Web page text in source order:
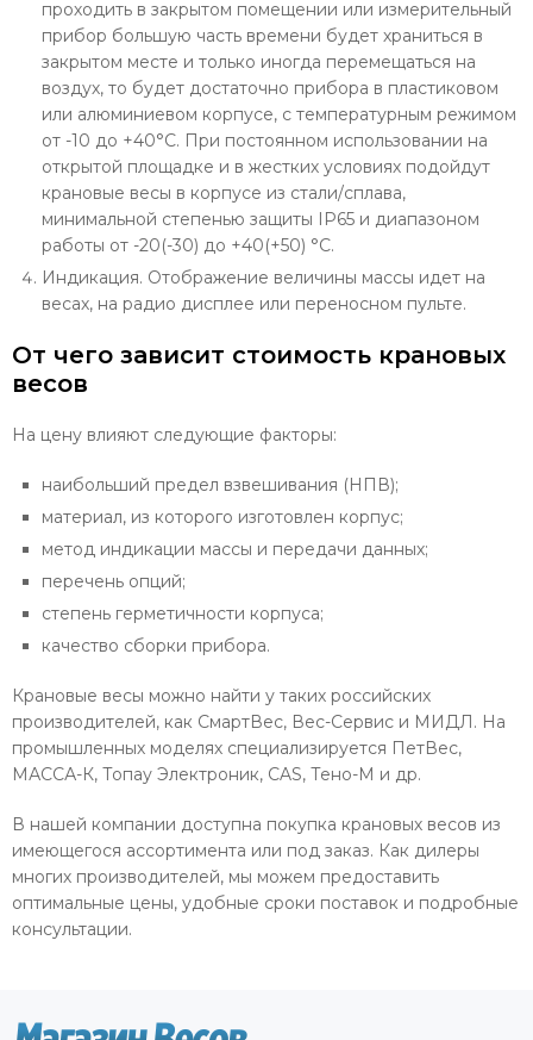
проходить в закрытом помещении или измерительный
прибор большую часть времени будет храниться в
закрытом месте и только иногда перемещаться на
воздух, то будет достаточно прибора в пластиковом
или алюминиевом корпусе, с температурным режимом
от -10 до +40°С. При постоянном использовании на
открытой площадке и в жестких условиях подойдут
крановые весы в корпусе из стали/сплава,
минимальной степенью защиты IP65 и диапазоном
работы от -20(-30) до +40(+50) °С.
Индикация. Отображение величины массы идет на
весах, на радио дисплее или переносном пульте.
От чего зависит стоимость крановых
весов
На цену влияют следующие факторы:
наибольший предел взвешивания (НПВ);
материал, из которого изготовлен корпус;
метод индикации массы и передачи данных;
перечень опций;
степень герметичности корпуса;
качество сборки прибора.
Крановые весы можно найти у таких российских
производителей, как СмартВес, Вес-Сервис и МИДЛ. На
промышленных моделях специализируется ПетВес,
МАССА-К, Топау Электроник, CAS, Тено-М и др.
В нашей компании доступна покупка крановых весов из
имеющегося ассортимента или под заказ. Как дилеры
многих производителей, мы можем предоставить
оптимальные цены, удобные сроки поставок и подробные
консультации.